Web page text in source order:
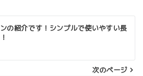
の紹介です！シンプルで使いやすい長
次のページ